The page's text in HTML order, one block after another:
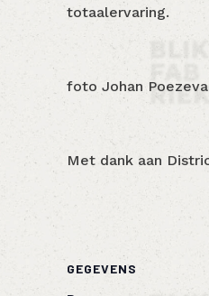
totaalervaring.
foto Johan
Met dank aan
GEGEVENS